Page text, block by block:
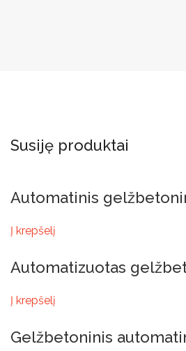
Susiję produktai
Automatinis
Į krepšelį
Automatizuotas
Į krepšelį
Gelžbetoninis